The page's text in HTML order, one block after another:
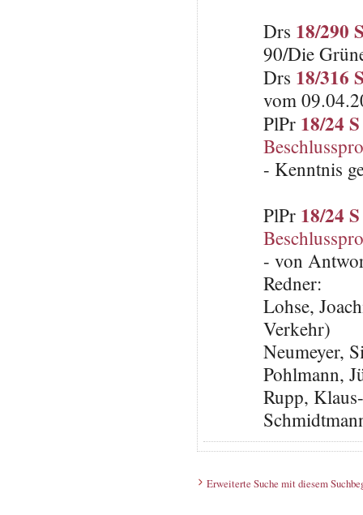
Drs 18/290
90/Die
Drs 18/316
vom
PlPr 18/24 S
- Kenntnis
PlPr 18/24 S
- von
Redner:
Lohse,
Verkehr)
Neumeyer,
Pohlmann,
Rupp,
Erweiterte Suche mit diesem